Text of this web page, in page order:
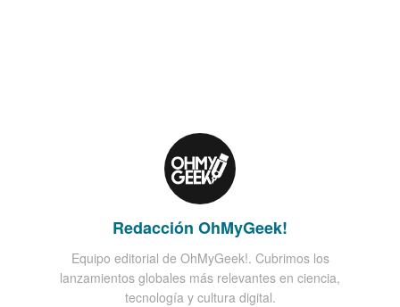
Redacción OhMyGeek!
Equipo editorial de OhMyGeek!. Cubrimos los
lanzamientos globales más relevantes en ciencia,
tecnología y cultura digital.